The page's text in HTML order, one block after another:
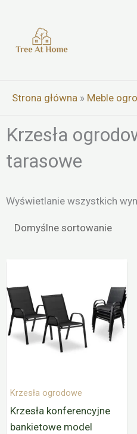
Strona główna » Meble
Krzesła
tarasowe
Wyświetlanie wszystkich
Krzesła ogrodowe
Krzesła konferencyjne
bankietowe model